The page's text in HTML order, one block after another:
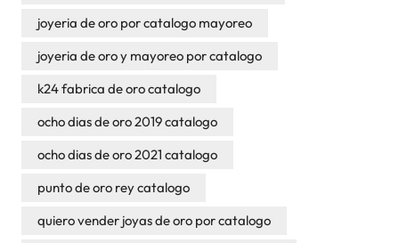
joyeria de oro por catalogo mayoreo
joyeria de oro y mayoreo por catalogo
k24 fabrica de oro catalogo
ocho dias de oro 2019 catalogo
ocho dias de oro 2021 catalogo
punto de oro rey catalogo
quiero vender joyas de oro por catalogo